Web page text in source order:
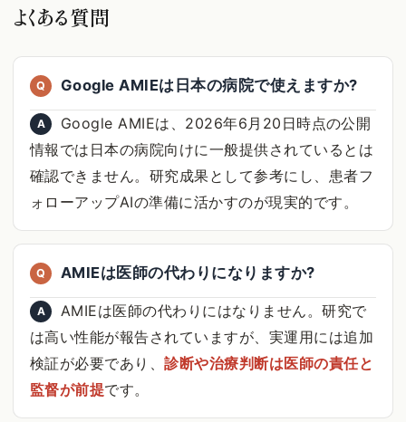
よくある質問
Q Google AMIEは日本の病院で使えますか?
A
Google AMIEは、2026年6月20日時点の公開
情報では日本の病院向けに一般提供されているとは
確認できません。研究成果として参考にし、患者フ
ォローアップAIの準備に活かすのが現実的です。
Q AMIEは医師の代わりになりますか?
A
AMIEは医師の代わりにはなりません。研究で
は高い性能が報告されていますが、実運用には追加
検証が必要であり、診断や治療判断は医師の責任と
監督が前提です。